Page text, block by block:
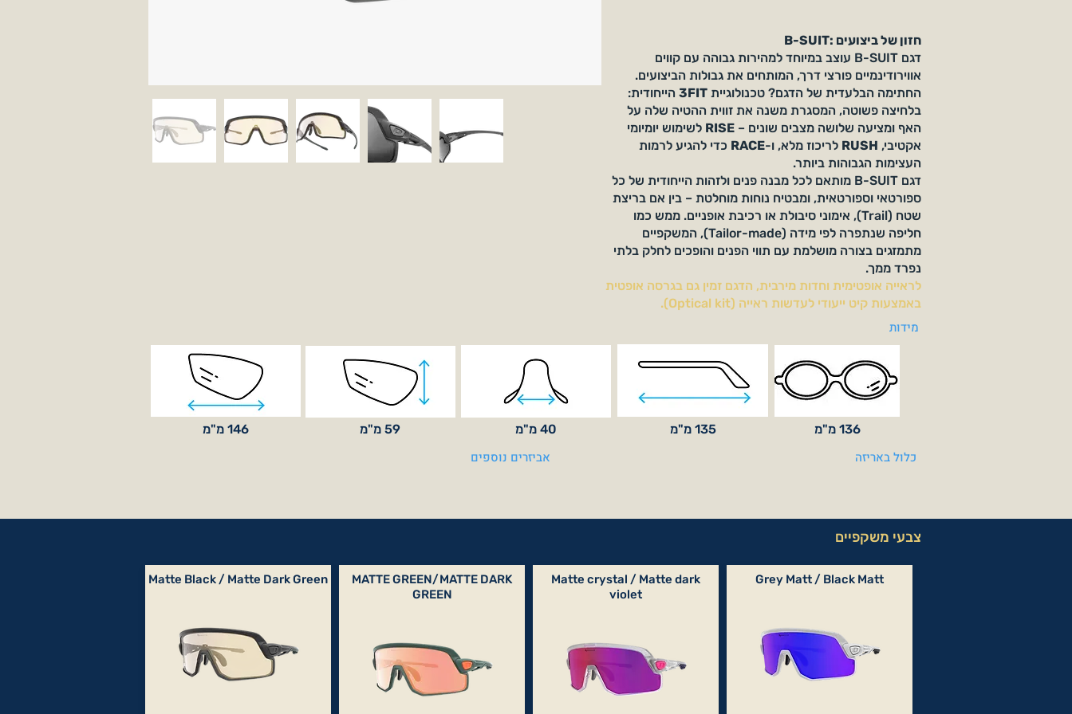
B-SUIT: חזון של ביצועים
דגם B-SUIT עוצב במיוחד למהירות גבוהה עם קווים
אווירודינמיים פורצי דרך, המותחים את גבולות הביצועים.
החתימה הבלעדית של הדגם? טכנולוגיית 3FIT הייחודית:
בלחיצה פשוטה, המסגרת משנה את זווית ההטיה שלה על
האף ומציעה שלושה מצבים שונים – RISE לשימוש יומיומי
אקטיבי, RUSH לריכוז מלא, ו-RACE כדי להגיע לרמות
העצימות הגבוהות ביותר.
דגם B-SUIT מותאם לכל מבנה פנים ולזהות הייחודית של כל
ספורטאי וספורטאית, ומבטיח נוחות מוחלטת – בין אם בריצת
שטח (Trail), אימוני סיבולת או רכיבת אופניים. ממש כמו
חליפה שנתפרה לפי מידה (Tailor-made), המשקפיים
מתמזגים בצורה מושלמת עם תווי הפנים והופכים לחלק בלתי
נפרד ממך.
לראייה אופטימית וחדות מירבית, הדגם זמין גם בגרסה אופטית
באמצעות קיט ייעודי לעדשות ראייה (Optical kit).
מידות
146 מ"מ 59 מ"מ 40 מ"מ
אביזרים נוספים
135 מ"מ 136 מ"מ
כלול באריזה
צבעי משקפיים
Matte Black / Matte Dark Green
MATTE GREEN/MATTE DARK
GREEN
Matte crystal / Matte dark
violet
Grey Matt / Black Matt